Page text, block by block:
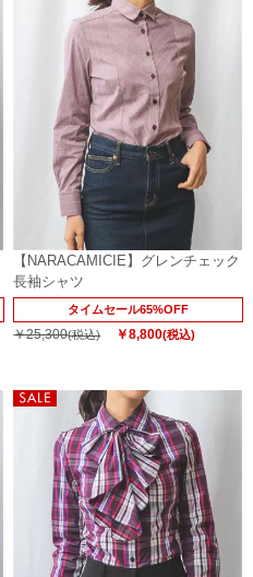
【NARACAMICIE】グレンチェック
長袖シャツ
タイムセール65%OFF
￥25,300(税込) ￥8,800(税込)